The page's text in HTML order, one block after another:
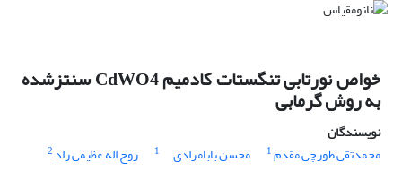
خواص نورتابی تنگستات کادمیم CdWO4 سنتزشده
به روش گرمابی
نویسندگان
محمدتقی طورچی مقدم1 محسن بابامرادی 1 روح اله عظیمی راد 2